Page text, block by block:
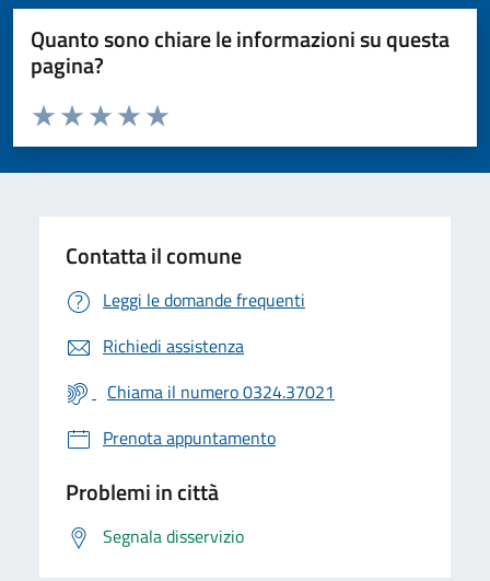
Quanto sono chiare le informazioni su questa
pagina?
Valuta da 1 a 5 stelle la pagina
Valuta 5 stelle su 5
Valuta 4 stelle su 5
Valuta 3 stelle su 5
Valuta 2 stelle su 5
Valuta 1 stelle su 5
Contatta il comune
Leggi le domande frequenti
Richiedi assistenza
Chiama il numero 0324.37021
Prenota appuntamento
Problemi in città
Segnala disservizio